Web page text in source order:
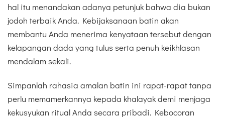
hal itu menandakan adanya petunjuk bahwa dia bukan
jodoh terbaik Anda. Kebijaksanaan batin akan
membantu Anda menerima kenyataan tersebut dengan
kelapangan dada yang tulus serta penuh keikhlasan
mendalam sekali.
Simpanlah rahasia amalan batin ini rapat-rapat tanpa
perlu memamerkannya kepada khalayak demi menjaga
kekusyukan ritual Anda secara pribadi. Kebocoran